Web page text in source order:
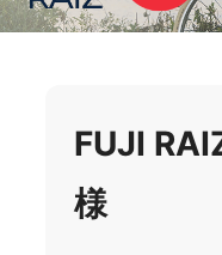
FUJI
様